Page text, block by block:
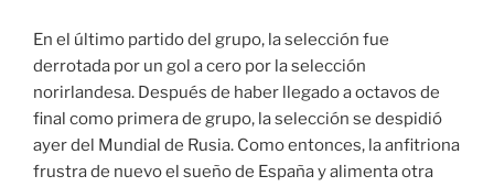
En el último partido del grupo, la selección fue
derrotada por un gol a cero por la selección
norirlandesa. Después de haber llegado a octavos de
final como primera de grupo, la selección se despidió
ayer del Mundial de Rusia. Como entonces, la anfitriona
frustra de nuevo el sueño de España y alimenta otra